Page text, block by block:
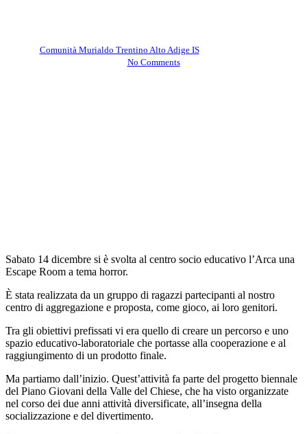
Comunità Murialdo Trentino Alto Adige IS
No Comments
Sabato 14 dicembre si è svolta al centro socio educativo l’Arca una
Escape Room a tema horror.
È stata realizzata da un gruppo di ragazzi partecipanti al nostro
centro di aggregazione e proposta, come gioco, ai loro genitori.
Tra gli obiettivi prefissati vi era quello di creare un percorso e uno
spazio educativo-laboratoriale che portasse alla cooperazione e al
raggiungimento di un prodotto finale.
Ma partiamo dall’inizio. Quest’attività fa parte del progetto biennale
del Piano Giovani della Valle del Chiese, che ha visto organizzate
nel corso dei due anni attività diversificate, all’insegna della
socializzazione e del divertimento.